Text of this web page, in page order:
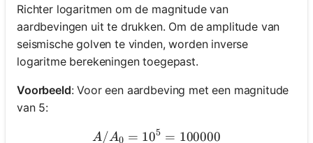
Richter logaritmen om de magnitude van
aardbevingen uit te drukken. Om de amplitude van
seismische golven te vinden, worden inverse
logaritme berekeningen toegepast.
Voorbeeld: Voor een aardbeving met een magnitude
van 5:
A/A_0 = 10^{5} = 100000
A/A0 = 105 = 100000